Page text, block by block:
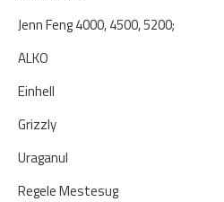
Jenn Feng 4000, 4500, 5200;
ALKO
Einhell
Grizzly
Uraganul
Regele Mestesug